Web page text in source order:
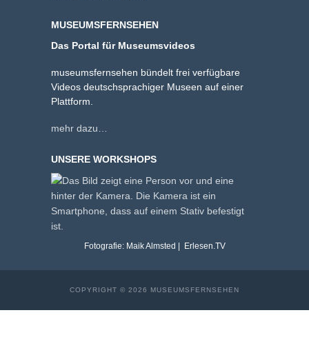
MUSEUMSFERNSEHEN
Das Portal für Museumsvideos
museumsfernsehen bündelt frei verfügbare
Videos deutschsprachiger Museen auf einer
Plattform.
mehr dazu…
UNSERE WORKSHOPS
Fotografie: Maik Almsted | Erlesen.TV
COPYRIGHT © 2026 MUSEUMSFERNSEHEN